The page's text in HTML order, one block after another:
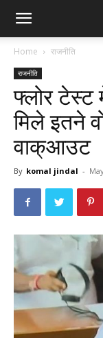
Home राजनीति
राजनीति
फ्लोर टेस्ट
मिले इतने
वाक्आउट
By komal jindal -